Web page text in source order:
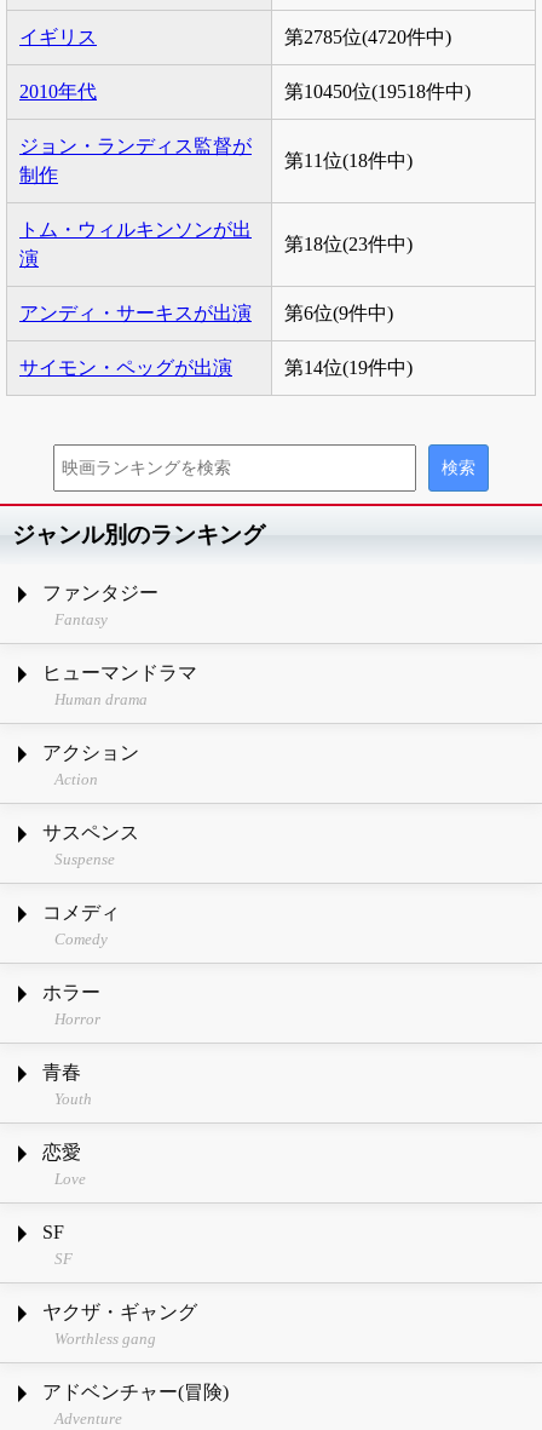
イギリス 第2785位(4720件中)
2010年代 第10450位(19518件中)
ジョン・ランディス監督が
制作
第11位(18件中)
トム・ウィルキンソンが出
演
第18位(23件中)
アンディ・サーキスが出演 第6位(9件中)
サイモン・ペッグが出演 第14位(19件中)
ジャンル別のランキング
ファンタジー
Fantasy
ヒューマンドラマ
Human drama
アクション
Action
サスペンス
Suspense
コメディ
Comedy
ホラー
Horror
青春
Youth
恋愛
Love
SF
SF
ヤクザ・ギャング
Worthless gang
アドベンチャー(冒険)
Adventure